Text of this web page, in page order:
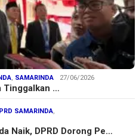
, SAMARINDA 27/06/2026
Tinggalkan …
SAMARINDA,
Naik, DPRD Dorong Pe…